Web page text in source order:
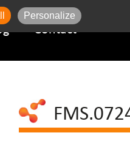
Contact
Personalize